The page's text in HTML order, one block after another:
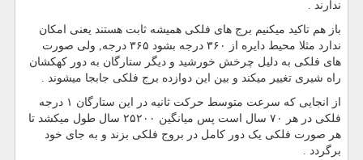
ندارند .
باز هم تاکید میکنیم برج های فلکی همیشه ثابت هستند یعنی امکان
ندارد مثلا محیط دایره از ۳۶۰ درجه بشود ۳۶۵ درجه, ولی صورت
های فلکی به دلیل چرخش خورشید و دیگر ستارگان به دور کهکشان
راه شیری تغییر میکند و بین این دوازده برج فلکی جابجا میشوند .
از انجایی که سرعت متوسط حرکت ثانیه در این ستارگان ۱ درجه
فلکی در هر ۷۰ سال است پس میانگین ۲۵۲۰۰ سال طول میکشد تا
هر صورت فلکی یک دور کامل در بروج فلکی بزند و به جای خود
برگردد .